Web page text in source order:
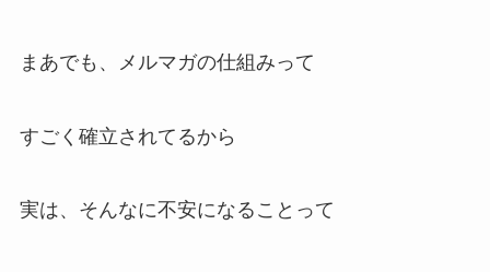
まあでも、メルマガの仕組みって
すごく確立されてるから
実は、そんなに不安になることって